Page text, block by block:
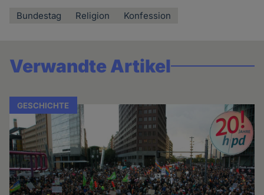
Bundestag Religion Konfession
Verwandte Artikel
GESCHICHTE